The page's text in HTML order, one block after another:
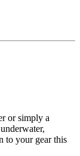
or simply a
to your gear this